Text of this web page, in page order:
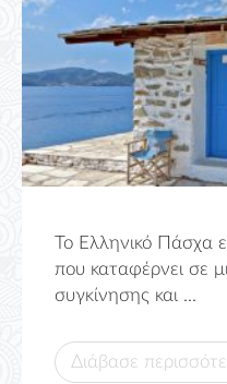
Το Ελληνικό Πάσχα
που καταφέρνει σε
συγκίνησης και ...
Διάβασε